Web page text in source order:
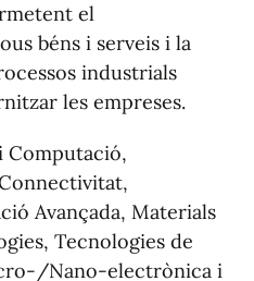
el
béns i serveis i la
industrials
les empreses.
Computació,
Avançada, Materials
Tecnologies de
Nano-electrònica i